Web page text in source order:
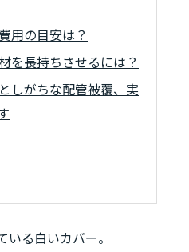
用の目安は？
を長持ちさせるには？
しがちな配管被覆、実
る白いカバー。